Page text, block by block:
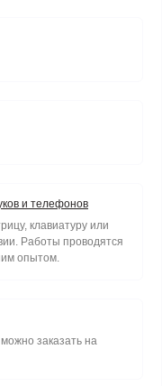
и телефонов
клавиатуру или
Работы проводятся
опытом.
заказать на